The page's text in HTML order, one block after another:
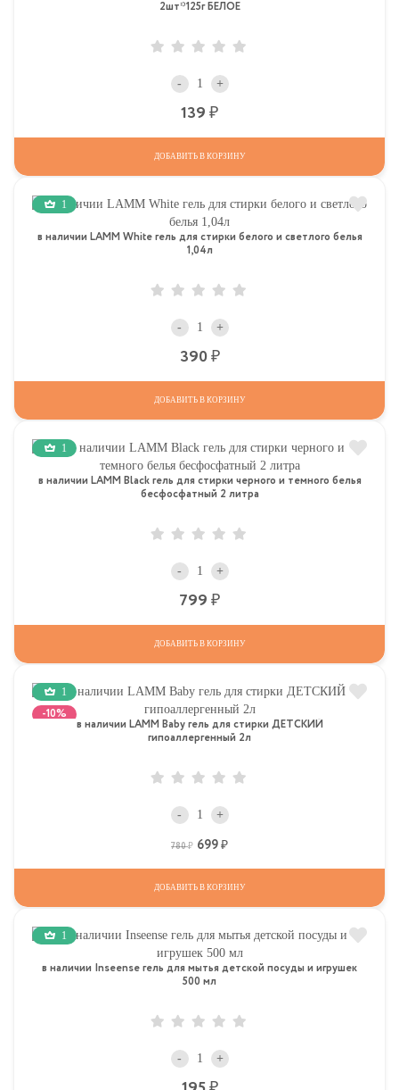
2шт*125г БЕЛОЕ
- +
139
ДОБАВИТЬ В КОРЗИНУ
1
в наличии LAMM White гель для стирки белого и светлого белья
1,04л
- +
390
ДОБАВИТЬ В КОРЗИНУ
1
в наличии LAMM Black гель для стирки черного и темного белья
бесфосфатный 2 литра
- +
799
ДОБАВИТЬ В КОРЗИНУ
1
-10%
в наличии LAMM Baby гель для стирки ДЕТСКИЙ
гипоаллергенный 2л
- +
780 Р 699 Р
ДОБАВИТЬ В КОРЗИНУ
1
в наличии Inseense гель для мытья детской посуды и игрушек
500 мл
- +